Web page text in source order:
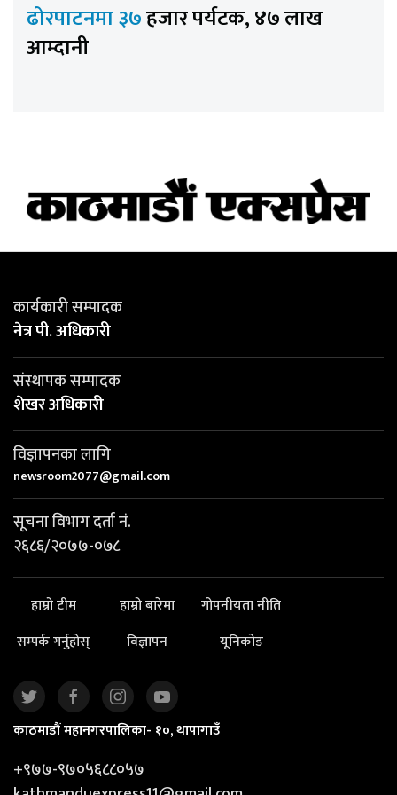
ढोरपाटनमा ३७हजार पर्यटक, ४७ लाख
आम्दानी
कार्यकारी सम्पादक
नेत्र पी. अधिकारी
संस्थापक सम्पादक
शेखर अधिकारी
विज्ञापनका लागि
newsroom2077@gmail.com
सूचना विभाग दर्ता नं.
२६८६/२०७७-०७८
हाम्रो टीम हाम्रो बारेमा
गोपनीयता नीति
सम्पर्क गर्नुहोस्
विज्ञापन यूनिकोड
काठमाडौं महानगरपालिका- १०, थापागाउँ
+९७७-९७०५६८८०५७